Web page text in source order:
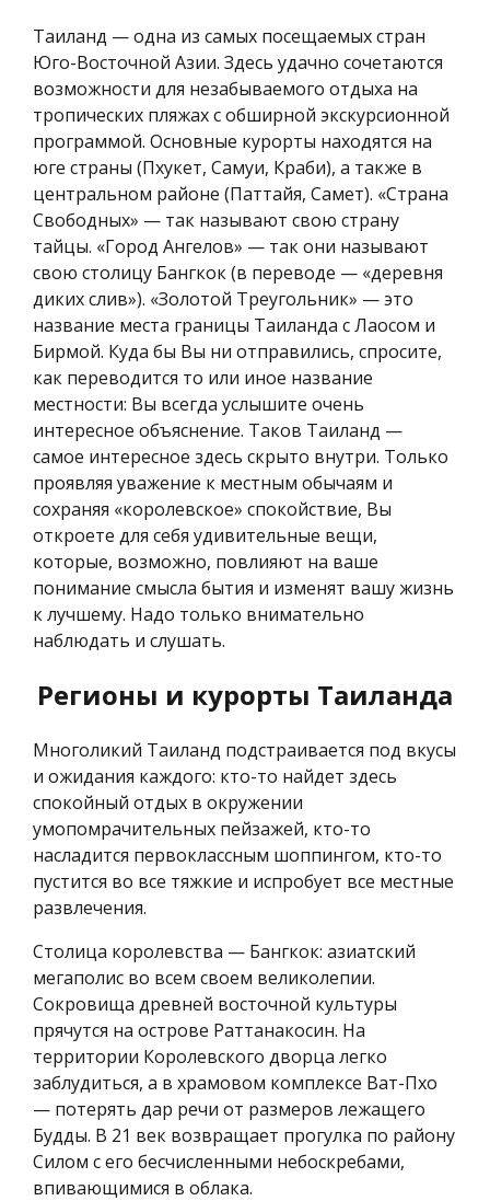
Таиланд — одна из самых посещаемых стран
Юго-Восточной Азии. Здесь удачно сочетаются
возможности для незабываемого отдыха на
тропических пляжах с обширной экскурсионной
программой. Основные курорты находятся на
юге страны (Пхукет, Самуи, Краби), а также в
центральном районе (Паттайя, Самет). «Страна
Свободных» — так называют свою страну
тайцы. «Город Ангелов» — так они называют
свою столицу Бангкок (в переводе — «деревня
диких слив»). «Золотой Треугольник» — это
название места границы Таиланда с Лаосом и
Бирмой. Куда бы Вы ни отправились, спросите,
как переводится то или иное название
местности: Вы всегда услышите очень
интересное объяснение. Таков Таиланд —
самое интересное здесь скрыто внутри. Только
проявляя уважение к местным обычаям и
сохраняя «королевское» спокойствие, Вы
откроете для себя удивительные вещи,
которые, возможно, повлияют на ваше
понимание смысла бытия и изменят вашу жизнь
к лучшему. Надо только внимательно
наблюдать и слушать.
Регионы и курорты Таиланда
Многоликий Таиланд подстраивается под вкусы
и ожидания каждого: кто-то найдет здесь
спокойный отдых в окружении
умопомрачительных пейзажей, кто-то
насладится первоклассным шоппингом, кто-то
пустится во все тяжкие и испробует все местные
развлечения.
Столица королевства — Бангкок: азиатский
мегаполис во всем своем великолепии.
Сокровища древней восточной культуры
прячутся на острове Раттанакосин. На
территории Королевского дворца легко
заблудиться, а в храмовом комплексе Ват-Пхо
— потерять дар речи от размеров лежащего
Будды. В 21 век возвращает прогулка по району
Силом с его бесчисленными небоскребами,
впивающимися в облака.